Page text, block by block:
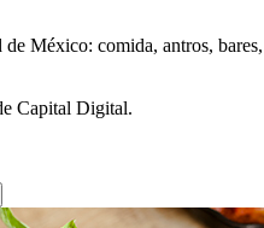
México: comida, antros,
Capital Digital.